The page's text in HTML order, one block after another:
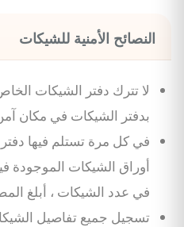
النصائح الأمنية للشيكات
لا تترك دفتر الشيكات
بدفتر الشيكات في مكان
في كل مرة تستلم فيها
أوراق الشيكات الموجودة
في عدد الشيكات ، أبلغ
تسجيل جميع تفاصيل